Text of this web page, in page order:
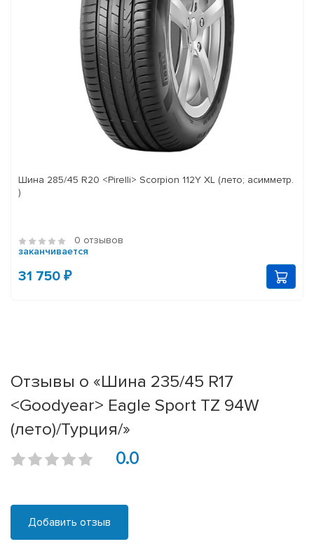
Шина 285/45 R20 <Pirelli> Scorpion 112Y XL (лето; асимметр.
)
0 отзывов
заканчивается
31 750 ₽
Отзывы о «Шина 235/45 R17
<Goodyear> Eagle Sport TZ 94W
(лето)/Турция/»
0.0
Добавить отзыв